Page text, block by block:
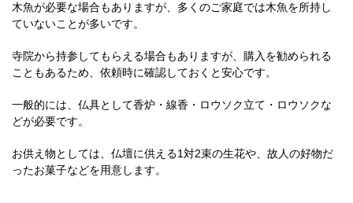
木魚が必要な場合もありますが、多くのご家庭では木魚を所持し
ていないことが多いです。
寺院から持参してもらえる場合もありますが、購入を勧められる
こともあるため、依頼時に確認しておくと安心です。
一般的には、仏具として香炉・線香・ロウソク立て・ロウソクな
どが必要です。
お供え物としては、仏壇に供える1対2束の生花や、故人の好物だ
ったお菓子などを用意します。